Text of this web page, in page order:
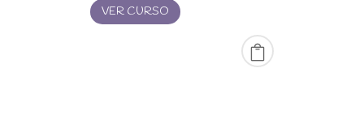
VER CURSO